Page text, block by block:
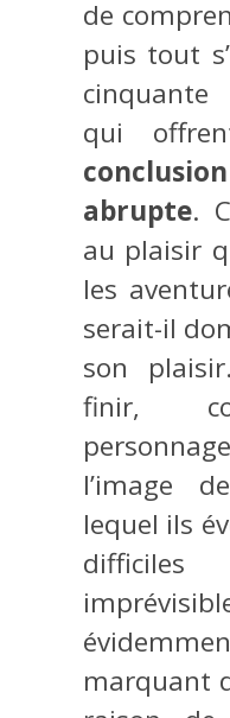
de
puis tout
cinquante
qui
abrupte.
au plaisir
les
serait-il
son
finir,
l’image
lequel ils
marquant